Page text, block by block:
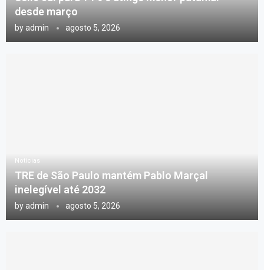
desde março
byadmin agosto 5, 2026
Notícias
TRE de São Paulo mantém Pablo Marçal
inelegível até 2032
by admin agosto 5, 2026